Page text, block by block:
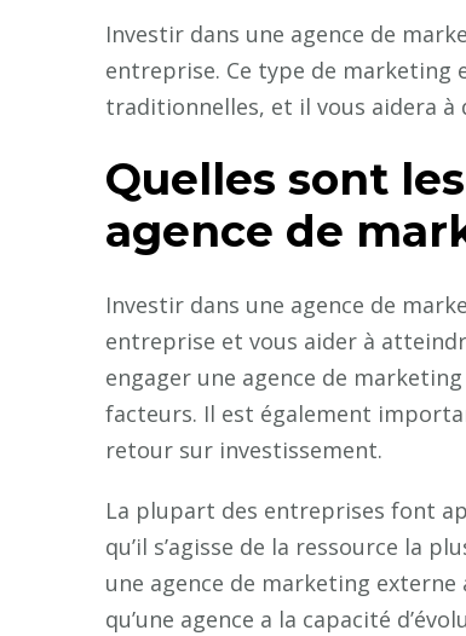
Investir dans une agence de
entreprise. Ce type de marketing
traditionnelles, et il vous aidera
Quelles sont
agence de
Investir dans une agence de
entreprise et vous aider à
engager une agence de
facteurs. Il est également
retour sur investissement.
La plupart des entreprises font
qu’il s’agisse de la ressource la
une agence de marketing externe
qu’une agence a la capacité